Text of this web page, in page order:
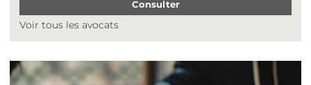
Consulter
Voir tous les avocats